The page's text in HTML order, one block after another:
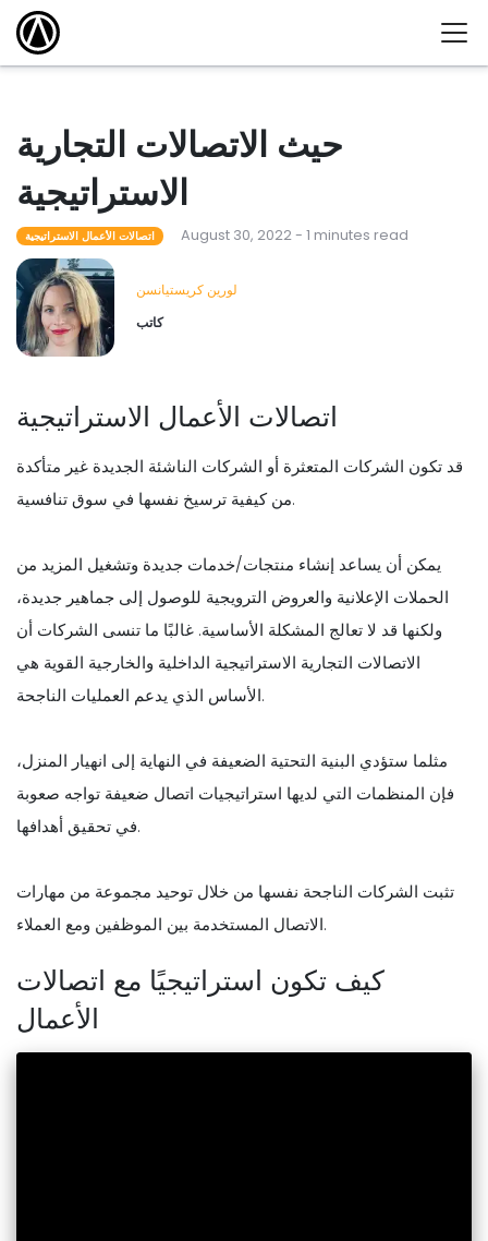
حيث الاتصالات التجارية
الاستراتيجية
اتصالات الأعمال الاستراتيجية August 30, 2022 - 1 minutes read
لورين كريستيانسن
كاتب
اتصالات الأعمال الاستراتيجية
قد تكون الشركات المتعثرة أو الشركات الناشئة الجديدة غير متأكدة
من كيفية ترسيخ نفسها في سوق تنافسية.
يمكن أن يساعد إنشاء منتجات/خدمات جديدة وتشغيل المزيد من
الحملات الإعلانية والعروض الترويجية للوصول إلى جماهير جديدة،
ولكنها قد لا تعالج المشكلة الأساسية. غالبًا ما تنسى الشركات أن
الاتصالات التجارية الاستراتيجية الداخلية والخارجية القوية هي
الأساس الذي يدعم العمليات الناجحة.
مثلما ستؤدي البنية التحتية الضعيفة في النهاية إلى انهيار المنزل،
فإن المنظمات التي لديها استراتيجيات اتصال ضعيفة تواجه صعوبة
في تحقيق أهدافها.
تثبت الشركات الناجحة نفسها من خلال توحيد مجموعة من مهارات
الاتصال المستخدمة بين الموظفين ومع العملاء.
كيف تكون استراتيجيًا مع اتصالات
الأعمال